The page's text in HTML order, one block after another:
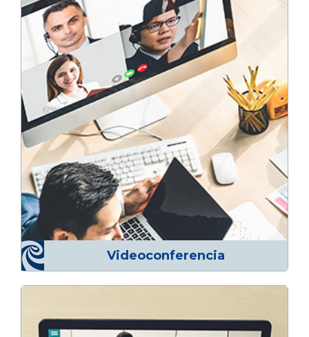
Videoconferencia